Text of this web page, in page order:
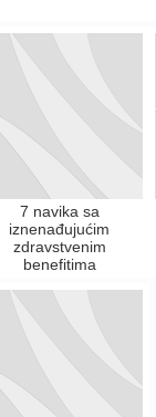
7 navika sa
iznenađujućim
zdravstvenim
benefitima